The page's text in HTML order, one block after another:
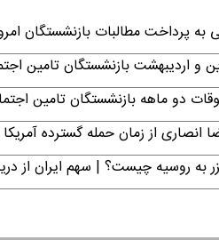
مطالبات بازنشستگان امروز جمعه ۱۶
و اردیبهشت بازنشستگان تامین
دو ماهه بازنشستگان تامین اجتماعی
از زمان حمله گسترده آمریکا
به روسیه چیست؟ | سهم ایران از